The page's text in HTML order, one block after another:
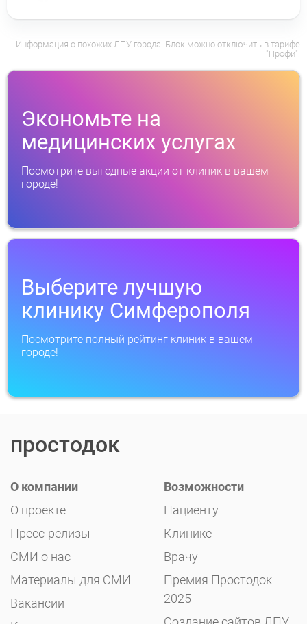
Информация о похожих ЛПУ города. Блок можно отключить в тарифе
"Профи".
Экономьте на
медицинских услугах
Посмотрите выгодные акции от клиник в вашем
городе!
Выберите лучшую
клинику Симферополя
Посмотрите полный рейтинг клиник в вашем
городе!
простодок
О компании
О проекте
Пресс-релизы
СМИ о нас
Материалы для СМИ
Вакансии
Возможности
Пациенту
Клинике
Врачу
Премия Простодок
2025